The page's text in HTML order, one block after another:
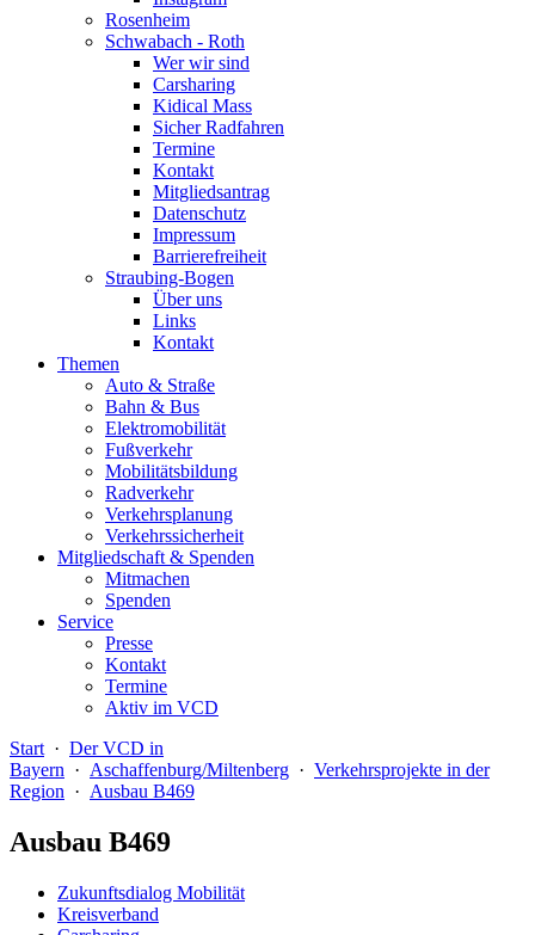
Rosenheim
Schwabach - Roth
Wer wir sind
Carsharing
Kidical Mass
Sicher Radfahren
Termine
Kontakt
Mitgliedsantrag
Datenschutz
Impressum
Barrierefreiheit
Straubing-Bogen
Über uns
Links
Kontakt
Themen
Auto & Straße
Bahn & Bus
Elektromobilität
Fußverkehr
Mobilitätsbildung
Radverkehr
Verkehrsplanung
Verkehrssicherheit
Mitgliedschaft & Spenden
Mitmachen
Spenden
Service
Presse
Kontakt
Termine
Aktiv im VCD
Start · Der VCD in
Bayern · Aschaffenburg/Miltenberg · Verkehrsprojekte in der
Region · Ausbau B469
Ausbau B469
Zukunftsdialog Mobilität
Kreisverband